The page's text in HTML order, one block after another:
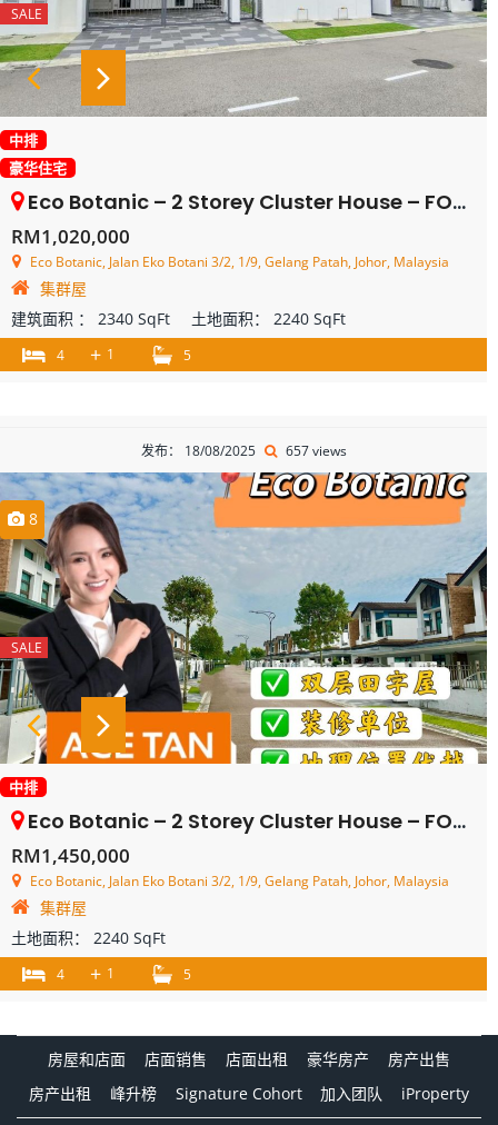
SALE
中排
豪华住宅
Eco Botanic – 2 Storey Cluster House – FOR SALE
RM1,020,000
Eco Botanic, Jalan Eko Botani 3/2, 1/9, Gelang Patah, Johor, Malaysia
集群屋
建筑面积 ： 2340 SqFt 土地面积： 2240 SqFt
4 + 1 5
发布： 18/08/2025 657 views
8
SALE
中排
Eco Botanic – 2 Storey Cluster House – FOR SALE
RM1,450,000
Eco Botanic, Jalan Eko Botani 3/2, 1/9, Gelang Patah, Johor, Malaysia
集群屋
土地面积： 2240 SqFt
4 + 1 5
房屋和店面 店面销售 店面出租 豪华房产
房产出售
房产出租
峰升榜 Signature Cohort 加入团队 iProperty